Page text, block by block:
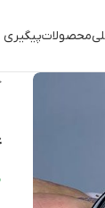
محصولات